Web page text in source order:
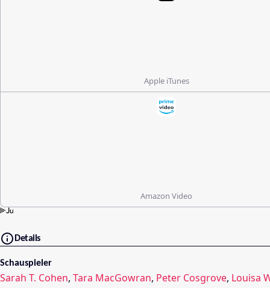
Apple iTunes
Amazon Video
Details
Schauspieler
Sarah T. Cohen, Tara MacGowran, Peter Cosgrove, Louisa